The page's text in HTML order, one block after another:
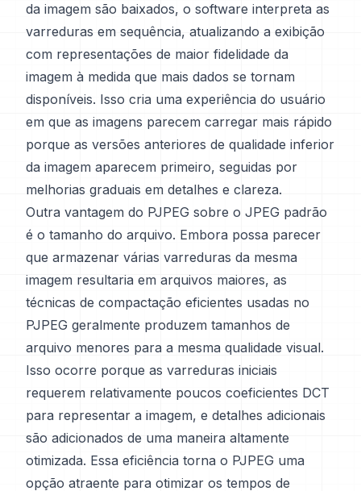
da imagem são baixados, o software interpreta as
varreduras em sequência, atualizando a exibição
com representações de maior fidelidade da
imagem à medida que mais dados se tornam
disponíveis. Isso cria uma experiência do usuário
em que as imagens parecem carregar mais rápido
porque as versões anteriores de qualidade inferior
da imagem aparecem primeiro, seguidas por
melhorias graduais em detalhes e clareza.
Outra vantagem do PJPEG sobre o JPEG padrão
é o tamanho do arquivo. Embora possa parecer
que armazenar várias varreduras da mesma
imagem resultaria em arquivos maiores, as
técnicas de compactação eficientes usadas no
PJPEG geralmente produzem tamanhos de
arquivo menores para a mesma qualidade visual.
Isso ocorre porque as varreduras iniciais
requerem relativamente poucos coeficientes DCT
para representar a imagem, e detalhes adicionais
são adicionados de uma maneira altamente
otimizada. Essa eficiência torna o PJPEG uma
opção atraente para otimizar os tempos de